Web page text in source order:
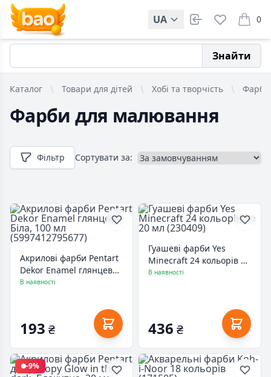
UA 0
items
Знайти
Каталог Товари для дітей Хобі та творчість
Фарби для малювання
Фільтр Сортувати за:
Акрилові фарби Pentart
Dekor Enamel глянцева,
Біла, 100 мл
В наявності
193 ₴
Гуашеві фарби Yes
Minecraft 24 кольорів по
20 мл (230409)
В наявності
436 ₴
-9%